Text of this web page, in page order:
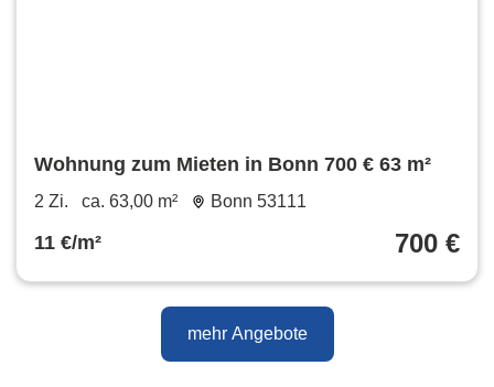
Wohnung zum Mieten in Bonn 700 € 63 m²
2 Zi. ca. 63,00 m² Bonn 53111
11 €/m² 700 €
mehr Angebote